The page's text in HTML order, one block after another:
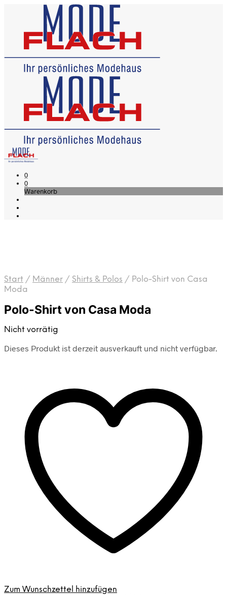
0
0
Warenkorb
Start / Männer / Shirts & Polos / Polo-Shirt von Casa
Moda
Polo-Shirt von Casa Moda
Nicht vorrätig
Dieses Produkt ist derzeit ausverkauft und nicht verfügbar.
Zum Wunschzettel hinzufügen